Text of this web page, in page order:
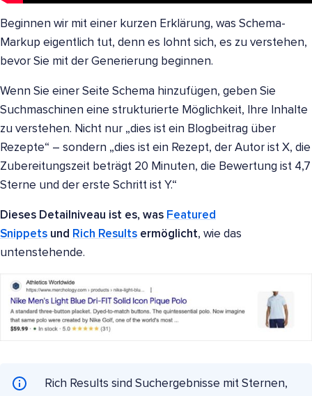
Beginnen wir mit einer kurzen Erklärung, was Schema-
Markup eigentlich tut, denn es lohnt sich, es zu verstehen,
bevor Sie mit der Generierung beginnen.
Wenn Sie einer Seite Schema hinzufügen, geben Sie
Suchmaschinen eine strukturierte Möglichkeit, Ihre Inhalte
zu verstehen. Nicht nur „dies ist ein Blogbeitrag über
Rezepte“ – sondern „dies ist ein Rezept, der Autor ist X, die
Zubereitungszeit beträgt 20 Minuten, die Bewertung ist 4,7
Sterne und der erste Schritt ist Y.“
Dieses Detailniveau ist es, was Featured
Snippets und Rich Results ermöglicht, wie das
untenstehende.
Rich Results sind Suchergebnisse mit Sternen,